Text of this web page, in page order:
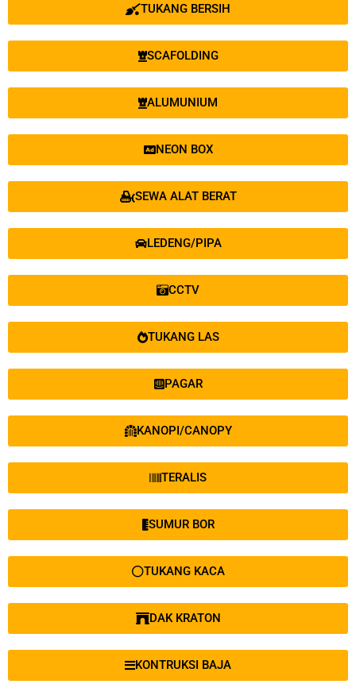
TUKANG BERSIH
SCAFOLDING
ALUMUNIUM
NEON BOX
SEWA ALAT BERAT
LEDENG/PIPA
CCTV
TUKANG LAS
PAGAR
KANOPI/CANOPY
TERALIS
SUMUR BOR
TUKANG KACA
DAK KRATON
KONTRUKSI BAJA